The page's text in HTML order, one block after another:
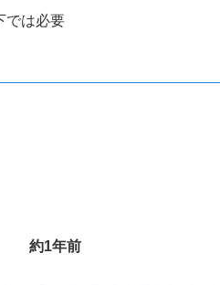
では必要
約1年前